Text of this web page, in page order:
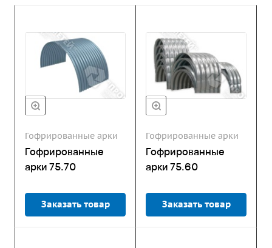
Гофрированные арки
Гофрированные
арки 75.70
Заказать товар
Гофрированные арки
Гофрированные
арки 75.60
Заказать товар